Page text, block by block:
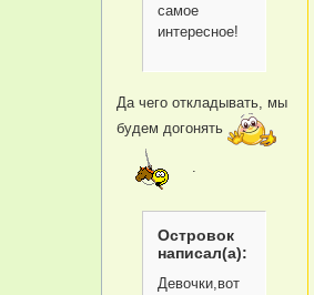
самое
интересное!
Да чего откладывать, мы
будем догонять
.
Островок
написал(а):
Девочки,вот